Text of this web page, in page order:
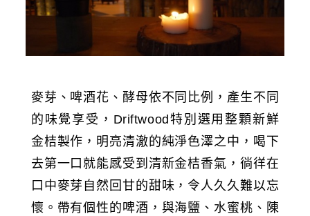
麥芽、啤酒花、酵母依不同比例，產生不同
的味覺享受，Driftwood特別選用整顆新鮮
金桔製作，明亮清澈的純淨色澤之中，喝下
去第一口就能感受到清新金桔香氣，徜徉在
口中麥芽自然回甘的甜味，令人久久難以忘
懷。帶有個性的啤酒，與海鹽、水蜜桃、陳